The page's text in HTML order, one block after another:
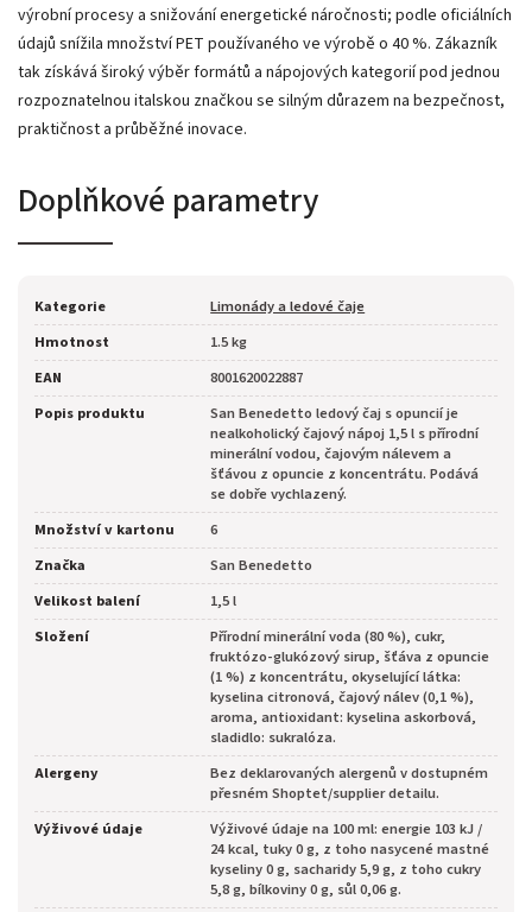
výrobní procesy a snižování energetické náročnosti; podle oficiálních
údajů snížila množství PET používaného ve výrobě o 40 %. Zákazník
tak získává široký výběr formátů a nápojových kategorií pod jednou
rozpoznatelnou italskou značkou se silným důrazem na bezpečnost,
praktičnost a průběžné inovace.
Doplňkové parametry
Kategorie
Limonády a ledové čaje
Hmotnost
1.5 kg
EAN
8001620022887
Popis produktu
San Benedetto ledový čaj s opuncií je
nealkoholický čajový nápoj 1,5 l s přírodní
minerální vodou, čajovým nálevem a
šťávou z opuncie z koncentrátu. Podává
se dobře vychlazený.
Množství v kartonu
6
Značka
San Benedetto
Velikost balení
1,5 l
Složení
Přírodní minerální voda (80 %), cukr,
fruktózo-glukózový sirup, šťáva z opuncie
(1 %) z koncentrátu, okyselující látka:
kyselina citronová, čajový nálev (0,1 %),
aroma, antioxidant: kyselina askorbová,
sladidlo: sukralóza.
Alergeny
Bez deklarovaných alergenů v dostupném
přesném Shoptet/supplier detailu.
Výživové údaje
Výživové údaje na 100 ml: energie 103 kJ /
24 kcal, tuky 0 g, z toho nasycené mastné
kyseliny 0 g, sacharidy 5,9 g, z toho cukry
5,8 g, bílkoviny 0 g, sůl 0,06 g.